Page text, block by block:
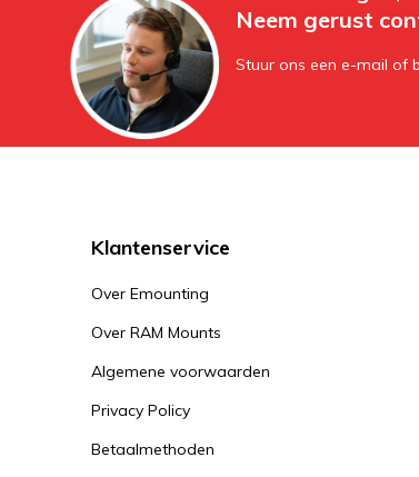
Neem gerust
Stuur ons een e-mail of
Klantenservice
Over Emounting
Over RAM Mounts
Algemene voorwaarden
Privacy Policy
Betaalmethoden